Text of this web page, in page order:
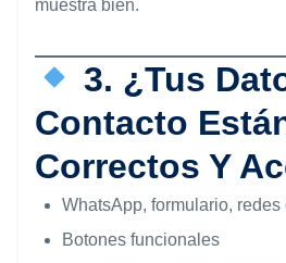
muestra bien.
3. ¿Tus
Contacto
Correctos Y
WhatsApp, formulario, redes
Botones funcionales